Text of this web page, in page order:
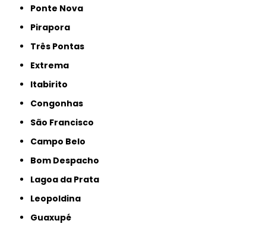
Ponte Nova
Pirapora
Três Pontas
Extrema
Itabirito
Congonhas
São Francisco
Campo Belo
Bom Despacho
Lagoa da Prata
Leopoldina
Guaxupé